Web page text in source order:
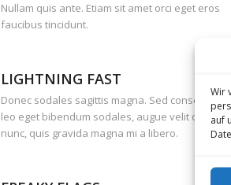
Wir
auf
Nullam quis ante. Etiam sit amet orci eget eros
faucibus tincidunt.
LIGHTNING FAST
Donec sodales sagittis magna. Sed consequat,
leo eget bibendum sodales, augue velit cursus
nunc, quis gravida magna mi a libero.